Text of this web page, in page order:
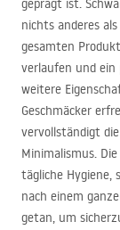
geprägt ist.
nichts anderes
gesamten
verlaufen und ein
weitere
Geschmäcker
vervollständigt
Minimalismus.
tägliche Hygiene,
nach einem
getan, um